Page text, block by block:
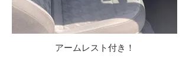
アームレスト付き！